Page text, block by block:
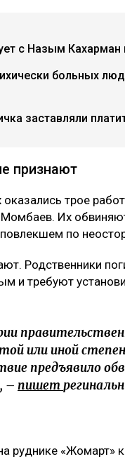
с Назым
больных
заставляли
признают
трое
Их
по
Родственники
и требуют
или иной
предъявило
– пишет
руднике «Жомарт»